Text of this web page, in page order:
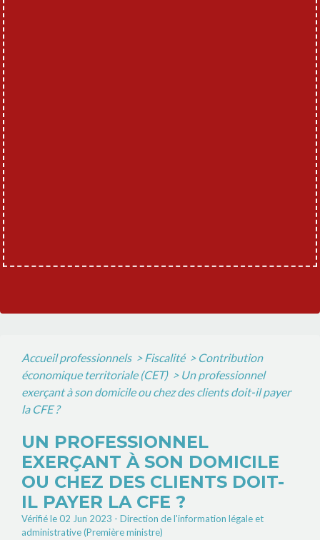
Accueil professionnels > Fiscalité > Contribution
économique territoriale (CET) > Un professionnel
exerçant à son domicile ou chez des clients doit-il payer
la CFE ?
UN PROFESSIONNEL
EXERÇANT À SON DOMICILE
OU CHEZ DES CLIENTS DOIT-
IL PAYER LA CFE ?
Vérifié le 02 Jun 2023 - Direction de l'information légale et
administrative (Première ministre)